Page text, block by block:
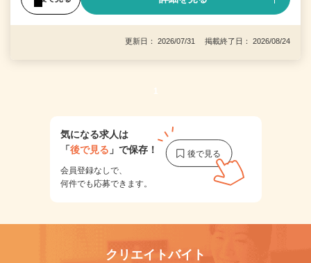
更新日： 2026/07/31 掲載終了日： 2026/08/24
1
気になる求人は
「後で見る 」で保存！
会員登録なしで、
何件でも応募できます。
クリエイトバイト